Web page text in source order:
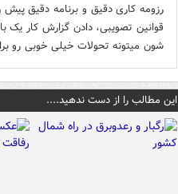
رزومه کاری دقیق و برنامه دقیق پیش
قوانین تصویبی، دادن گزارش کار یک
شون میتونه تحولات خیلی خوبی رو
این مطالب را از دست ندهید....